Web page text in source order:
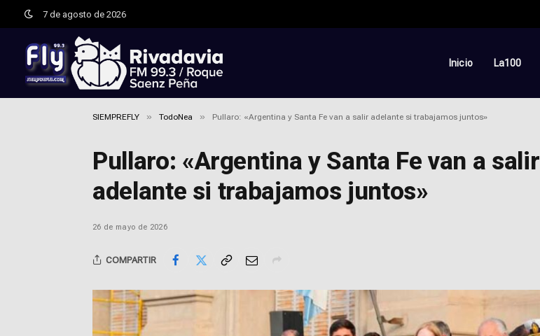
7 de agosto de 2026
Inicio La100
SIEMPREFLY » TodoNea » Pullaro: «Argentina y Santa Fe van a salir adelante si trabajamos juntos»
Pullaro: «Argentina y Santa Fe van a salir
adelante si trabajamos juntos»
26 de mayo de 2026
COMPARTIR